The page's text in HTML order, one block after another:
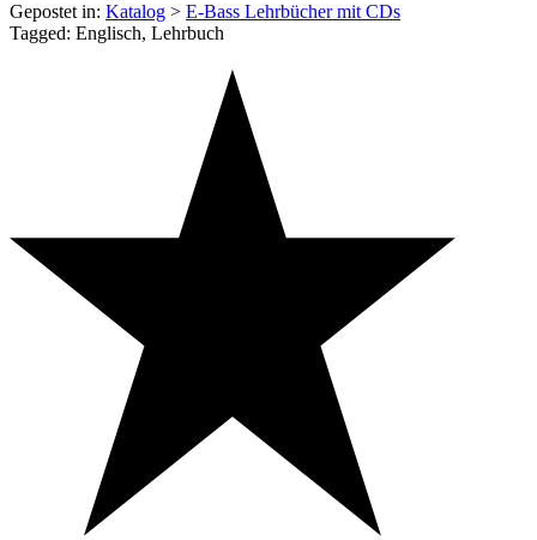
Gepostet in: Katalog > E-Bass Lehrbücher mit CDs
Tagged: Englisch, Lehrbuch